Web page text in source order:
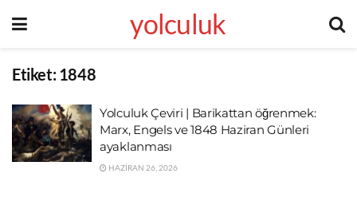
yolculuk
Etiket: 1848
Yolculuk Çeviri | Barikattan öğrenmek:
Marx, Engels ve 1848 Haziran Günleri
ayaklanması
HAZIRAN 26, 2026